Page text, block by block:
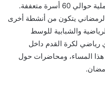
أسرة متعففة.
يتكون من أنشطة أخرى
والشبابية للوسط
رياضي لكرة القدم داخل
المساء، ومحاضرات حول